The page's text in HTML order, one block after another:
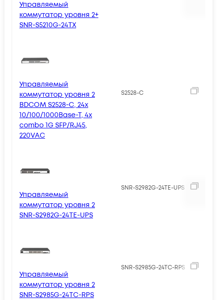
Управляемый
коммутатор уровня 2+
SNR-S5210G-24TX
Управляемый
коммутатор уровня 2
BDCOM S2528-C, 24x
10/100/1000Base-T, 4x
combo 1G SFP/RJ45,
220VAC
S2528-C
Управляемый
коммутатор уровня 2
SNR-S2982G-24TE-UPS
SNR-S2982G-24TE-UPS
Управляемый
коммутатор уровня 2
SNR-S2985G-24TC-RPS
SNR-S2985G-24TC-RPS